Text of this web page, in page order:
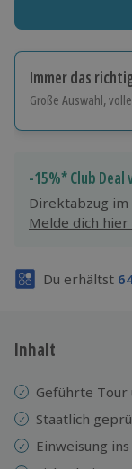
Immer das
Große Auswahl,
Jeder Gutschein
Maximale
3 Jahre gültig &
-15%* Club
Direktabzug
Melde dich hier
Du erhältst
Inhalt
Geführte
Staatlich
Einweisung